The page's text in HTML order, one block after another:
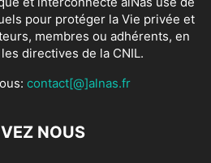
pour protéger la Vie privée et
membres ou adhérents, en
les directives de la CNIL.
contact[@]alnas.fr
NOUS